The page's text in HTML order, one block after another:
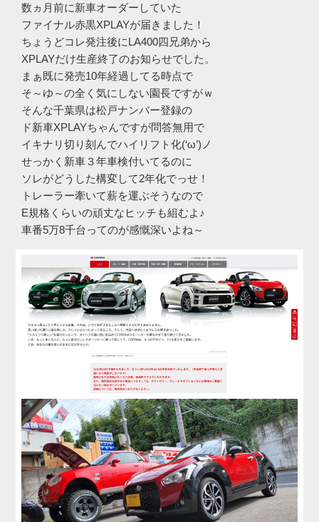
数ヵ月前に新車オーダーしていた
ファイナル赤黒XPLAYが届きました！
ちょうどコレ発注後にLA400四兄弟から
XPLAYだけ生産終了のお知らせでした。
まぁ既に発売10年経過してる時点で
そ～ゆ～の全く気にしない園長ですがｗ
そんな千葉県は松戸ナンバー登録の
ド新車XPLAYちゃんですが問答無用で
イキナリ切り刻んでハイリフト化(‘ω’)ノ
せっかく新車３年車検付いてるのに
ソレがどうした構変して2年化でっせ！
トレーラー牽いて薪を運ぶそうなので
E規格くらいの頑丈なヒッチも組むよ♪
車番5万8千台ってのが感慨深いよね～